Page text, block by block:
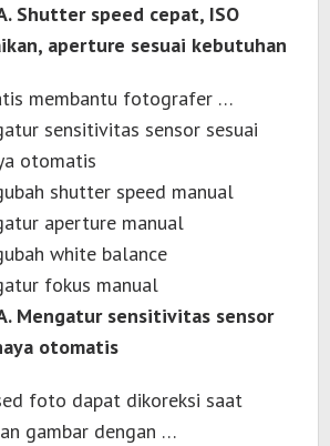
Shutter speed cepat, ISO
aperture sesuai kebutuhan
membantu fotografer …
sensitivitas sensor sesuai
otomatis
shutter speed manual
aperture manual
white balance
fokus manual
Mengatur sensitivitas sensor
otomatis
foto dapat dikoreksi saat
gambar dengan …